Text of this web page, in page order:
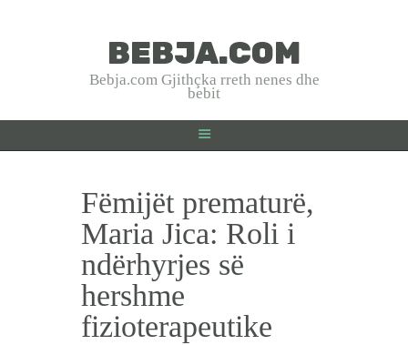
BEBJA.COM
Bebja.com Gjithçka rreth nenes dhe
bebit
Fëmijët prematurë,
Maria Jica: Roli i
ndërhyrjes së
hershme
fizioterapeutike
BEBJA.COM
SHTATZANIA
LINDJA
BEBJA
USHQYERJA
PRINDËR
SHËNDET